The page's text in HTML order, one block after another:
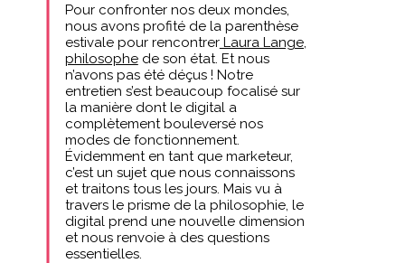
Pour confronter nos deux mondes,
nous avons profité de la parenthèse
estivale pour rencontrerLaura Lange,
philosophede son état. Et nous
n’avons pas été déçus ! Notre
entretien s’est beaucoup focalisé sur
la manière dont le digital a
complètement bouleversé nos
modes de fonctionnement.
Évidemment en tant que marketeur,
c’est un sujet que nous connaissons
et traitons tous les jours. Mais vu à
travers le prisme de la philosophie, le
digital prend une nouvelle dimension
et nous renvoie à des questions
essentielles.